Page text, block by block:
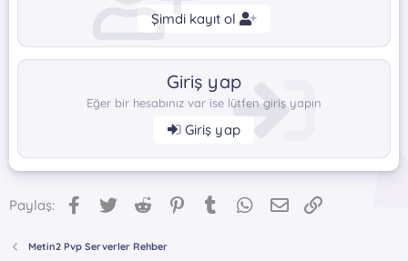
Şimdi kayıt ol
Giriş yap
Eğer bir hesabınız var ise lütfen giriş yapın
Giriş yap
Paylaş: Facebook
Twitter Reddit PinterestTumblr WhatsApp
E-posta
Metin2 Pvp Serverler Rehber